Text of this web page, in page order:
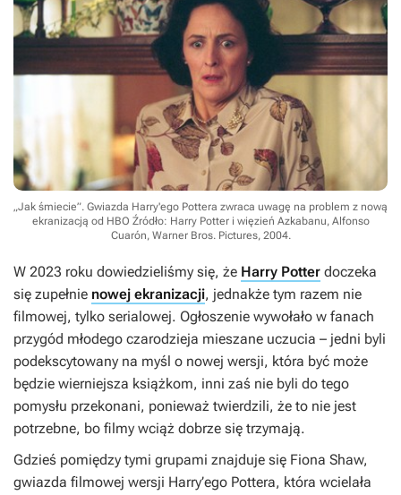
„Jak śmiecie”. Gwiazda Harry'ego Pottera zwraca uwagę na problem z nową
ekranizacją od HBO Źródło: Harry Potter i więzień Azkabanu, Alfonso
Cuarón, Warner Bros. Pictures, 2004.
W 2023 roku dowiedzieliśmy się, że Harry Potter doczeka
się zupełnie nowej ekranizacji, jednakże tym razem nie
filmowej, tylko serialowej. Ogłoszenie wywołało w fanach
przygód młodego czarodzieja mieszane uczucia – jedni byli
podekscytowany na myśl o nowej wersji, która być może
będzie wierniejsza książkom, inni zaś nie byli do tego
pomysłu przekonani, ponieważ twierdzili, że to nie jest
potrzebne, bo filmy wciąż dobrze się trzymają.
Gdzieś pomiędzy tymi grupami znajduje się Fiona Shaw,
gwiazda filmowej wersji Harry’ego Pottera, która wcielała